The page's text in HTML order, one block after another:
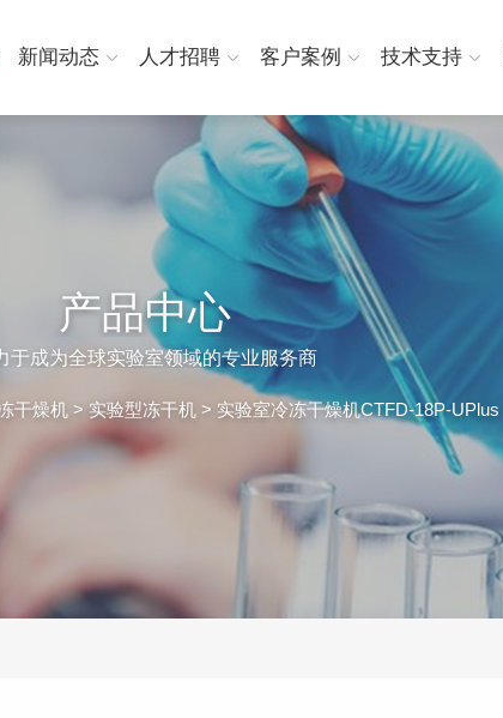
新闻动态 人才招聘 客户案例 技术支持
产品中心
于成为全球实验室领域的专业服务商
干燥机 > 实验型冻干机 > 实验室冷冻干燥机CTFD-18P-UPlus